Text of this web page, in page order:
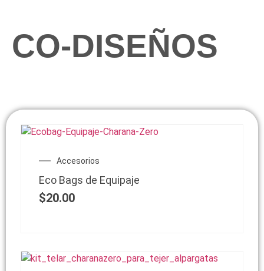
CO-DISEÑOS
Accesorios
Eco Bags de Equipaje
$20.00